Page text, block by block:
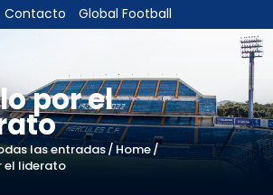
Contacto Global Football
por el
las entradas
Home
el liderato